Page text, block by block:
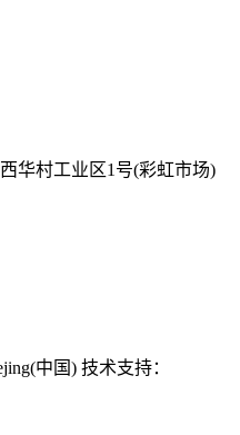
华村工业区1号(彩虹市场)
中国) 技术支持：